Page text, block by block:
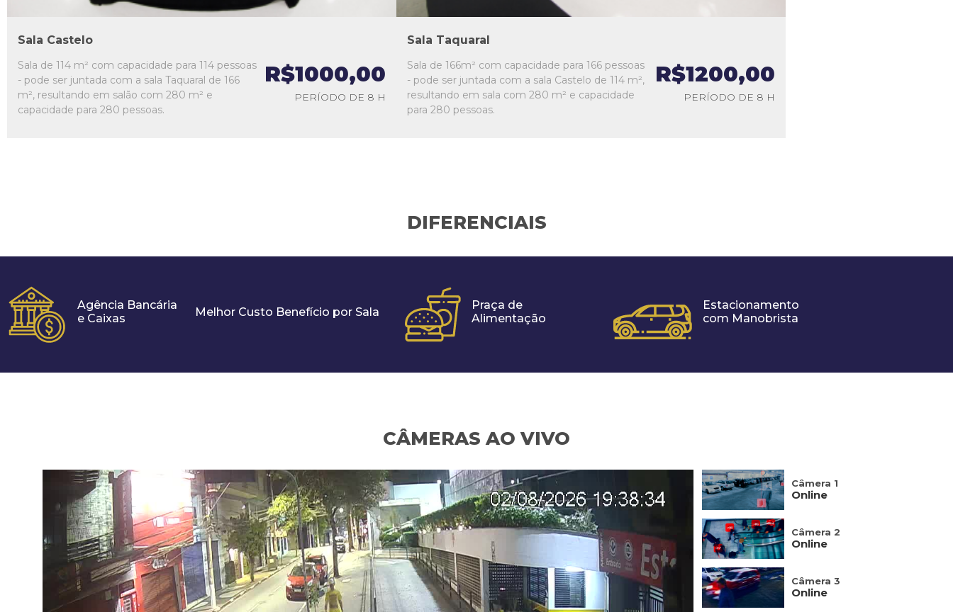
Sala Castelo
Sala de 114 m² com capacidade para 114 pessoas
- pode ser juntada com a sala Taquaral de 166
m², resultando em salão com 280 m² e
capacidade para 280 pessoas.
R$1000,00
PERÍODO DE 8 H
Sala Taquaral
Sala de 166m² com capacidade para 166 pessoas
- pode ser juntada com a sala Castelo de 114 m²,
resultando em sala com 280 m² e capacidade
para 280 pessoas.
R$1200,00
PERÍODO DE 8 H
DIFERENCIAIS
Agência Bancária
e Caixas
Melhor Custo Benefício por Sala
Praça de
Alimentação
Estacionamento
com Manobrista
CÂMERAS AO VIVO
Câmera 1
Online
Câmera 2
Online
Câmera 3
Online